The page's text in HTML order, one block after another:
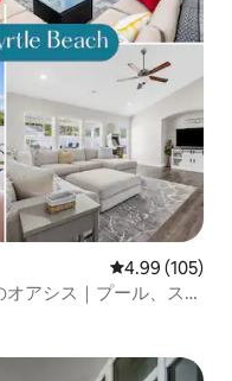
レビュー105
4.99 (105)
アシス｜プール、ス